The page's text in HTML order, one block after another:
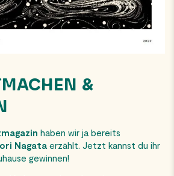
&
haben wir ja bereits
Nagataerzählt. Jetzt kannst du ihr
gewinnen!